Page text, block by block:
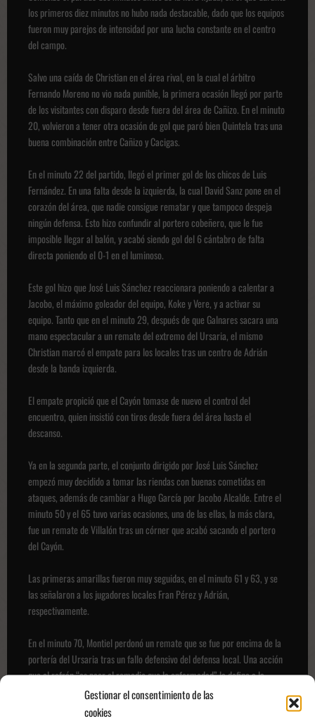
Gestionar el consentimiento de las
cookies
los primeros diez minutos no hubo nada destacable, dado que los equipos
fueron muy parejos de intensidad por una lucha constante en el centro
del campo.
Salvo una caída de Christian en el área rival, en la cual el árbitro
Fernando Moreno no vio nada punible, la primera ocasión llegó por parte
de los visitantes con disparo desde fuera del área de Cañizo. En el minuto
20, volvieron a tener otra ocasión de gol que paró bien Quintela tras una
buena combinación entre Cañizo y Cacigas.
En el minuto 22 del partido, llegó el primer gol de los chicos de Luis
Fernández. En una falta desde la izquierda, la cual David Sanz pone en el
corazón del área, que nadie consigue rematar y que tampoco despeja
ningún defensa. Esto hizo confundir al portero cobeñero, que le fue
imposible llegar al balón, y acabó siendo gol del 6 cántabro de falta
directa poniendo el 0-1 en el luminoso.
Este gol hizo que José Luis Sánchez reaccionara poniendo a calentar a
Jacobo, el máximo goleador del equipo, Koke y Vere, y a activar su
equipo. Tanto que en el minuto 29, después de que Galnares sacara una
mano espectacular a un remate del extremo del Ursaria, el mismo
Christian marcó el empate para los locales tras un centro de Adrián
desde la banda izquierda.
El empate propició que el Cayón tomase de nuevo el control del
encuentro, quien insistió con tiros desde fuera del área hasta el
descanso.
Ya en la segunda parte, el conjunto dirigido por José Luis Sánchez
empezó muy decidido a tomar las riendas con buenas cometidas en
ataques, además de cambiar a Hugo García por Jacobo Alcalde. Entre el
minuto 50 y el 65 tuvo varias ocasiones, una de las ellas, la más clara,
fue un remate de Villalón tras un córner que acabó sacando el portero
del Cayón.
Las primeras amarillas fueron muy seguidas, en el minuto 61 y 63, y se
las señalaron a los jugadores locales Fran Pérez y Adrián,
respectivamente.
En el minuto 70, Montiel perdonó un remate que se fue por encima de la
portería del Ursaria tras un fallo defensivo del defensa local. Una acción
que el refrán “es peor el remedio que la enfermedad” la define a la